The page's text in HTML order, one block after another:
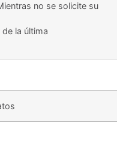
no se solicite su
la última